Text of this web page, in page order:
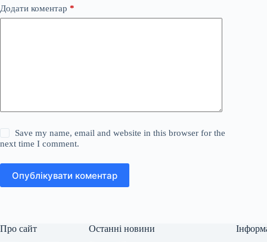
Додати коментар *
Save my name, email and website in this browser for the
next time I comment.
Опублікувати коментар
Про сайт Останні новини